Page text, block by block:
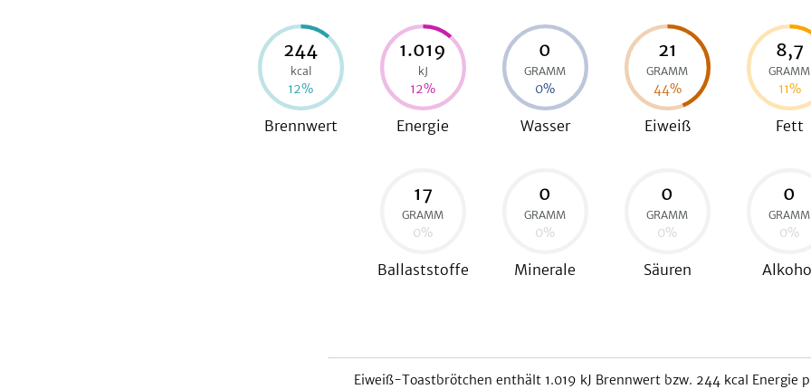
244
kcal
12%
Brennwert
1.019
kJ
12%
Energie
0
GRAMM
0%
Wasser
21
GRAMM
44%
Eiweiß
8,7
GRAMM
11%
Fett
17
GRAMM
0%
Ballaststoffe
0
GRAMM
0%
Minerale
0
GRAMM
0%
Säuren
0
GRAMM
0%
Alkohol
Eiweiß-Toastbrötchen enthält 1.019 kJ Brennwert bzw. 244 kcal Energie